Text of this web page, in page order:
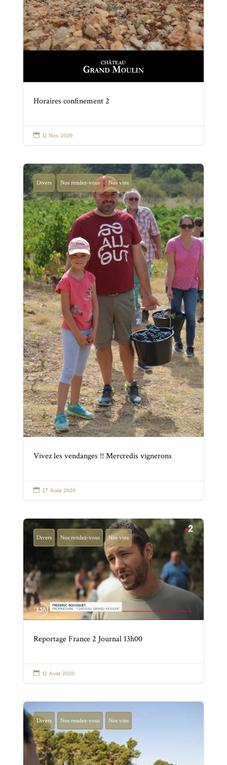
Horaires confinement 2
 12 Nov 2020
Divers Nos rendez-vous Nos vins
Vivez les vendanges !! Mercredis vignerons
 27 Août 2020
Divers Nos rendez-vous Nos vins
Reportage France 2 Journal 13h00
 12 Août 2020
Divers Nos rendez-vous Nos vins